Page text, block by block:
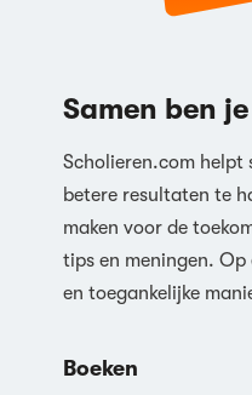
Samen ben
Scholieren.com helpt
betere resultaten te
maken voor de
tips en meningen. Op
en toegankelijke
Boeken